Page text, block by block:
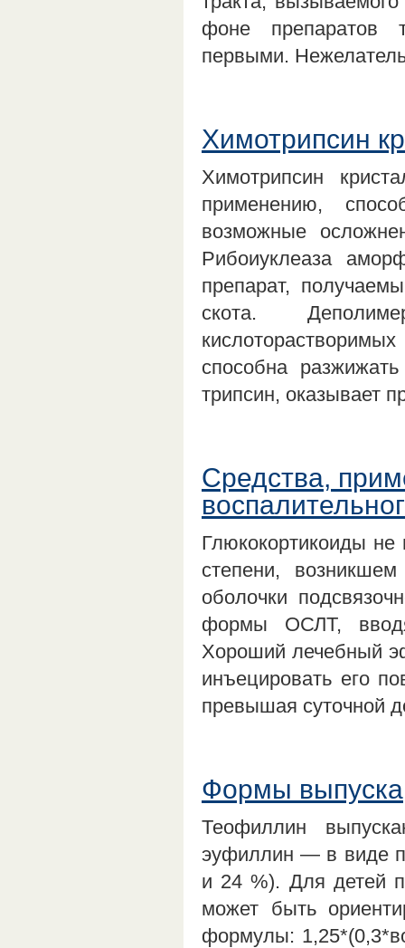
фоне препаратов
первыми.
Химотрипсин
Химотрипсин
применению,
возможные
Рибоиуклеаза
препарат,
скота.
способна
трипсин, оказывает
Средства,
Глюкокортикоиды не
степени,
оболочки
формы ОСЛТ,
Хороший лечебный
инъецировать его
превышая суточной
Формы
Теофиллин
эуфиллин — в виде
и 24 %). Для детей
может быть
формулы: